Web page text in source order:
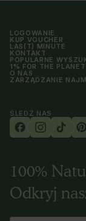
LOGOWANIE
KUP VOUCHER
LAS(T) MINUTE
KONTAKT
POPULARNE
1% FOR THE PLANET
O NAS
ZARZĄDZANIE
ŚLEDŹ NAS
100%
Odkryj